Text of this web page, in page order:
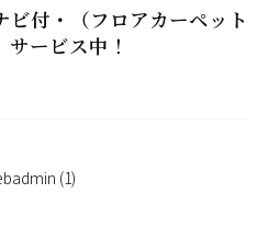
付・（フロアカーペット
ービス中！
(1)